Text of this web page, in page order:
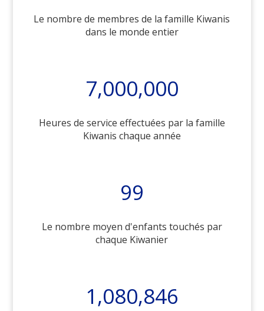
Le nombre de membres de la famille Kiwanis
dans le monde entier
7,000,000
Heures de service effectuées par la famille
Kiwanis chaque année
99
Le nombre moyen d'enfants touchés par
chaque Kiwanier
1,080,846